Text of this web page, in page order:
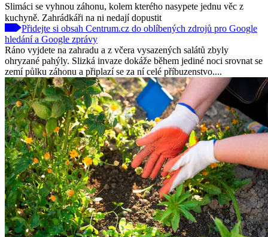
Slimáci se vyhnou záhonu, kolem kterého nasypete jednu věc z
kuchyně. Zahrádkáři na ni nedají dopustit
Přidejte si obsah Centrum.cz do oblíbených zdrojů pro Google
hledání a Google zprávy
Ráno vyjdete na zahradu a z včera vysazených salátů zbyly
ohryzané pahýly. Slizká invaze dokáže během jediné noci srovnat se
zemí půlku záhonu a připlazí se za ní celé příbuzenstvo....